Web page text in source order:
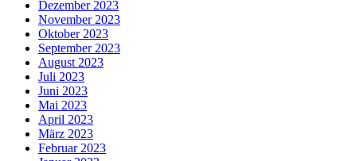
Dezember 2023
November 2023
Oktober 2023
September 2023
August 2023
Juli 2023
Juni 2023
Mai 2023
April 2023
März 2023
Februar 2023